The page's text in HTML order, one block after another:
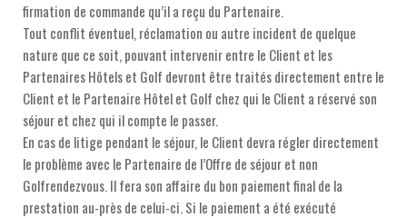
firmation de commande qu’il a reçu du Partenaire.
Tout conflit éventuel, réclamation ou autre incident de quelque
nature que ce soit, pouvant intervenir entre le Client et les
Partenaires Hôtels et Golf devront être traités directement entre le
Client et le Partenaire Hôtel et Golf chez qui le Client a réservé son
séjour et chez qui il compte le passer.
En cas de litige pendant le séjour, le Client devra régler directement
le problème avec le Partenaire de l’Offre de séjour et non
Golfrendezvous. Il fera son affaire du bon paiement final de la
prestation au-près de celui-ci. Si le paiement a été exécuté